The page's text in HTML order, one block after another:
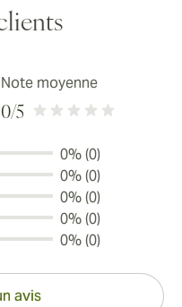
Note moyenne
0/5
0% (0)
0% (0)
0% (0)
0% (0)
0% (0)
avis